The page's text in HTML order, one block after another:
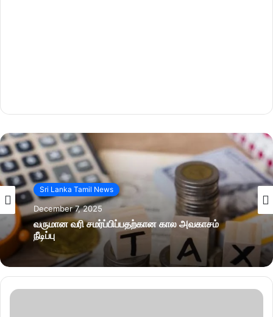
Sri Lanka Tamil News
December 7, 2025
வருமான வரி சமர்ப்பிப்பதற்கான கால அவகாசம்
நீடிப்பு